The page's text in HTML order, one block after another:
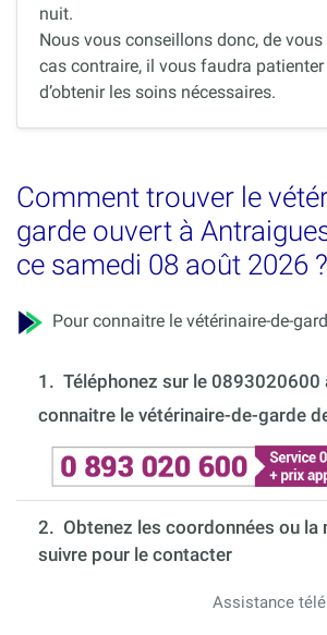
nuit.
Nous vous conseillons donc, de vous
cas contraire, il vous faudra
d’obtenir les soins nécessaires.
Comment trouver le
garde ouvert à
ce samedi 08 août 2026 ?
Pour connaitre le vétérinaire-de-
1. Téléphonez sur le 0893020600
connaitre le vétérinaire-de-garde
2. Obtenez les coordonnées ou la
suivre pour le contacter
Assistance